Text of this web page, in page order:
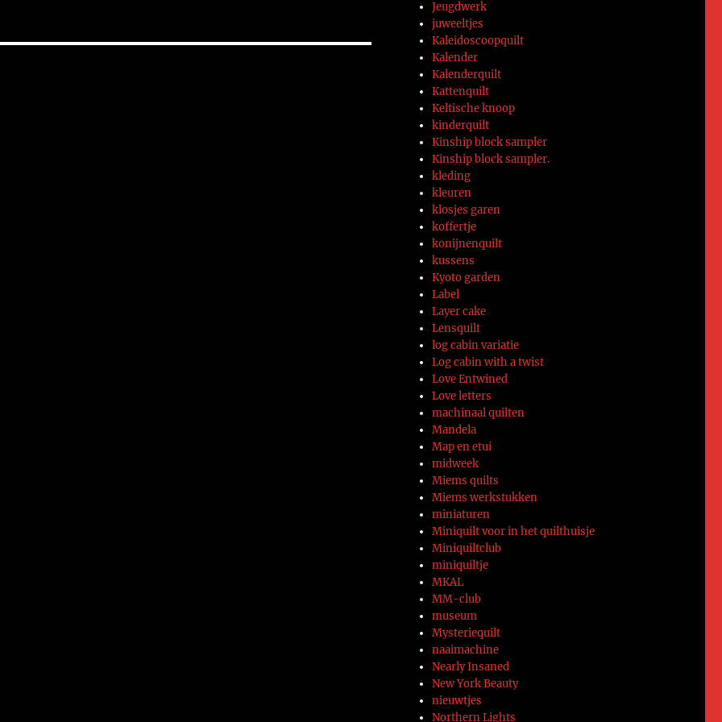
Jeugdwerk
juweeltjes
Kaleidoscoopquilt
Kalender
Kalenderquilt
Kattenquilt
Keltische knoop
kinderquilt
Kinship block sampler
Kinship block sampler.
kleding
kleuren
klosjes garen
koffertje
konijnenquilt
kussens
Kyoto garden
Label
Layer cake
Lensquilt
log cabin variatie
Log cabin with a twist
Love Entwined
Love letters
machinaal quilten
Mandela
Map en etui
midweek
Miems quilts
Miems werkstukken
miniaturen
Miniquilt voor in het quilthuisje
Miniquiltclub
miniquiltje
MKAL
MM-club
museum
Mysteriequilt
naaimachine
Nearly Insaned
New York Beauty
nieuwtjes
Northern Lights